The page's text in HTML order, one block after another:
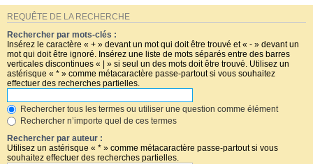
REQUÊTE DE LA RECHERCHE
Rechercher par mots-clés :
Insérez le caractère « + » devant un mot qui doit être trouvé et « - » devant un
mot qui doit être ignoré. Insérez une liste de mots séparés entre des barres
verticales discontinues « | » si seul un des mots doit être trouvé. Utilisez un
astérisque « * » comme métacaractère passe-partout si vous souhaitez
effectuer des recherches partielles.
Rechercher tous les termes ou utiliser une question comme élément
Rechercher n’importe quel de ces termes
Rechercher par auteur :
Utilisez un astérisque « * » comme métacaractère passe-partout si vous
souhaitez effectuer des recherches partielles.